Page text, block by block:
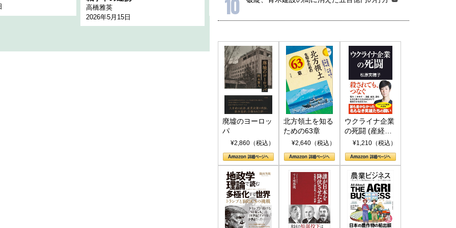
高橋雅英
2026年5月15日
10
廃墟のヨーロッ
パ
¥2,860（税込）
北方領土を知る
ための63章
¥2,640（税込）
ウクライナ企業
の死闘 (産経セ
レクト S 039)
¥1,210（税込）